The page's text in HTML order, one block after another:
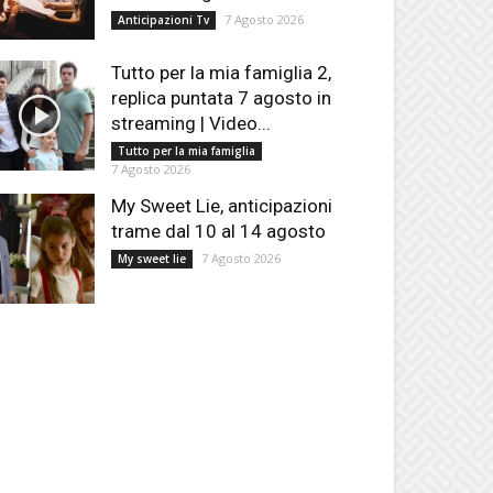
Anticipazioni Tv 7 Agosto 2026
Tutto per la mia famiglia 2,
replica puntata 7 agosto in
streaming | Video...
Tutto per la mia famiglia
7 Agosto 2026
My Sweet Lie, anticipazioni
trame dal 10 al 14 agosto
My sweet lie 7 Agosto 2026